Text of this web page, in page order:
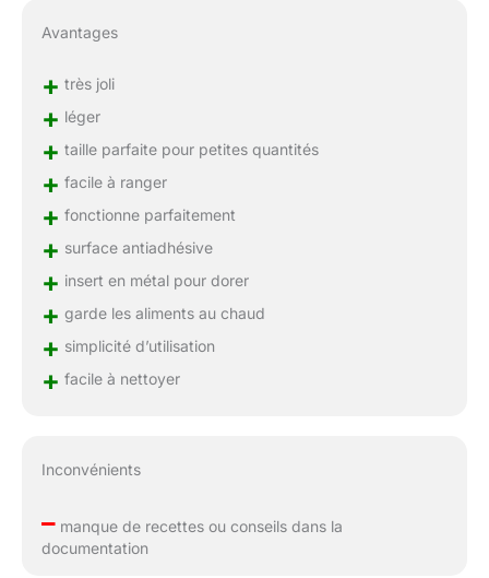
Avantages
+ très joli
+ léger
+ taille parfaite pour petites quantités
+ facile à ranger
+ fonctionne parfaitement
+ surface antiadhésive
+ insert en métal pour dorer
+ garde les aliments au chaud
+ simplicité d’utilisation
+ facile à nettoyer
Inconvénients
–manque de recettes ou conseils dans la
documentation